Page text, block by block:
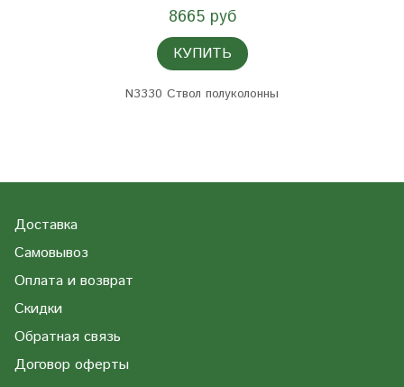
8665 руб
КУПИТЬ
N3330 Ствол полуколонны
Доставка
Самовывоз
Оплата и возврат
Скидки
Обратная связь
Договор оферты